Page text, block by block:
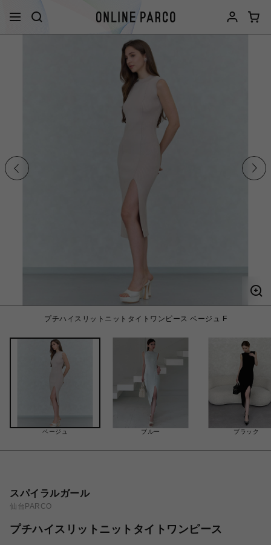
プチハイスリットニットタイトワンピース ベージュ F
ベージュ ブルー ブラック
スパイラルガール
仙台PARCO
プチハイスリットニットタイトワンピース